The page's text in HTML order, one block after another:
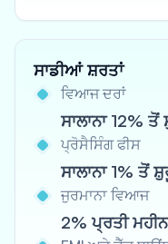
ਸਾਡੀਆਂ ਸ਼ਰਤਾਂ
ਵਿਆਜ ਦਰਾਂ
ਸਾਲਾਨਾ 12% ਤੋਂ
ਪ੍ਰੋਸੈਸਿੰਗ ਫੀਸ
ਸਾਲਾਨਾ 1% ਤੋਂ
ਜੁਰਮਾਨਾ ਵਿਆਜ
2% ਪ੍ਰਤੀ